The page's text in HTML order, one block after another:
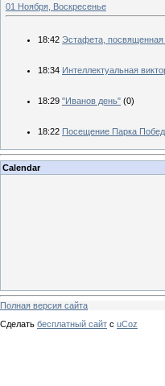
01 Ноября, Воскресенье
18:42 Эстафета, посвященная
18:34 Интеллектуальная
18:29 "Иванов день" (0)
18:22 Посещение Парка
Calendar
Полная версия сайта
Сделать бесплатный сайт с uCoz